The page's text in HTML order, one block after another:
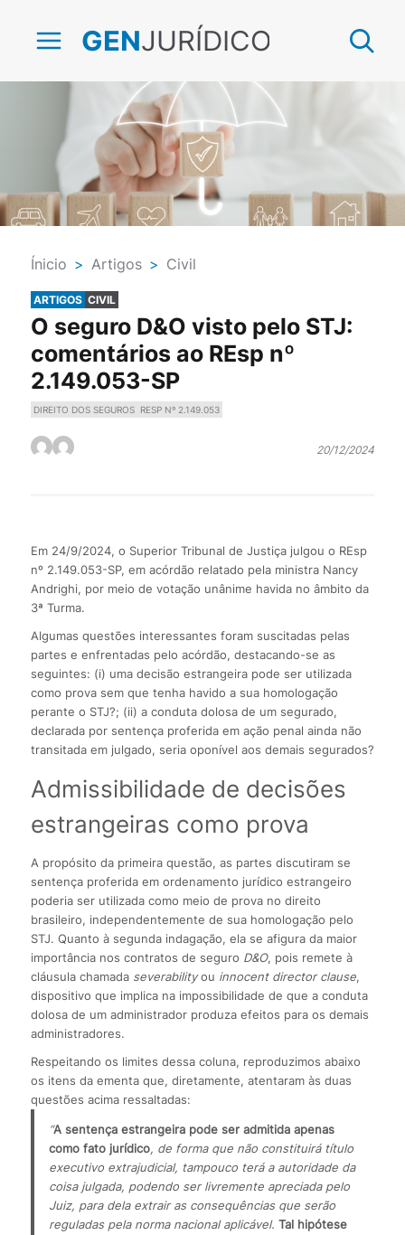
GENJURÍDICO
Ínicio > Artigos > Civil
ARTIGOS CIVIL
O seguro D&O visto pelo STJ:
comentários ao REsp nº
2.149.053-SP
DIREITO DOS SEGUROS RESP Nº 2.149.053
20/12/2024
Em 24/9/2024, o Superior Tribunal de Justiça julgou o REsp
nº 2.149.053-SP, em acórdão relatado pela ministra Nancy
Andrighi, por meio de votação unânime havida no âmbito da
3ª Turma.
Algumas questões interessantes foram suscitadas pelas
partes e enfrentadas pelo acórdão, destacando-se as
seguintes: (i) uma decisão estrangeira pode ser utilizada
como prova sem que tenha havido a sua homologação
perante o STJ?; (ii) a conduta dolosa de um segurado,
declarada por sentença proferida em ação penal ainda não
transitada em julgado, seria oponível aos demais segurados?
Admissibilidade de decisões
estrangeiras como prova
A propósito da primeira questão, as partes discutiram se
sentença proferida em ordenamento jurídico estrangeiro
poderia ser utilizada como meio de prova no direito
brasileiro, independentemente de sua homologação pelo
STJ. Quanto à segunda indagação, ela se afigura da maior
importância nos contratos de seguro D&O, pois remete à
cláusula chamada severabilityou innocent director clause,
dispositivo que implica na impossibilidade de que a conduta
dolosa de um administrador produza efeitos para os demais
administradores.
Respeitando os limites dessa coluna, reproduzimos abaixo
os itens da ementa que, diretamente, atentaram às duas
questões acima ressaltadas:
“A sentença estrangeira pode ser admitida apenas
como fato jurídico, de forma que não constituirá título
executivo extrajudicial, tampouco terá a autoridade da
coisa julgada, podendo ser livremente apreciada pelo
Juiz, para dela extrair as consequências que serão
reguladas pela norma nacional aplicável. Tal hipótese